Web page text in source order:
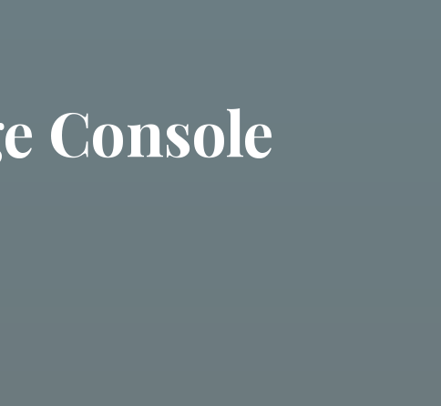
Console